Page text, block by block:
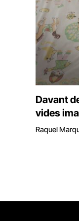
Davant
vides
Raquel